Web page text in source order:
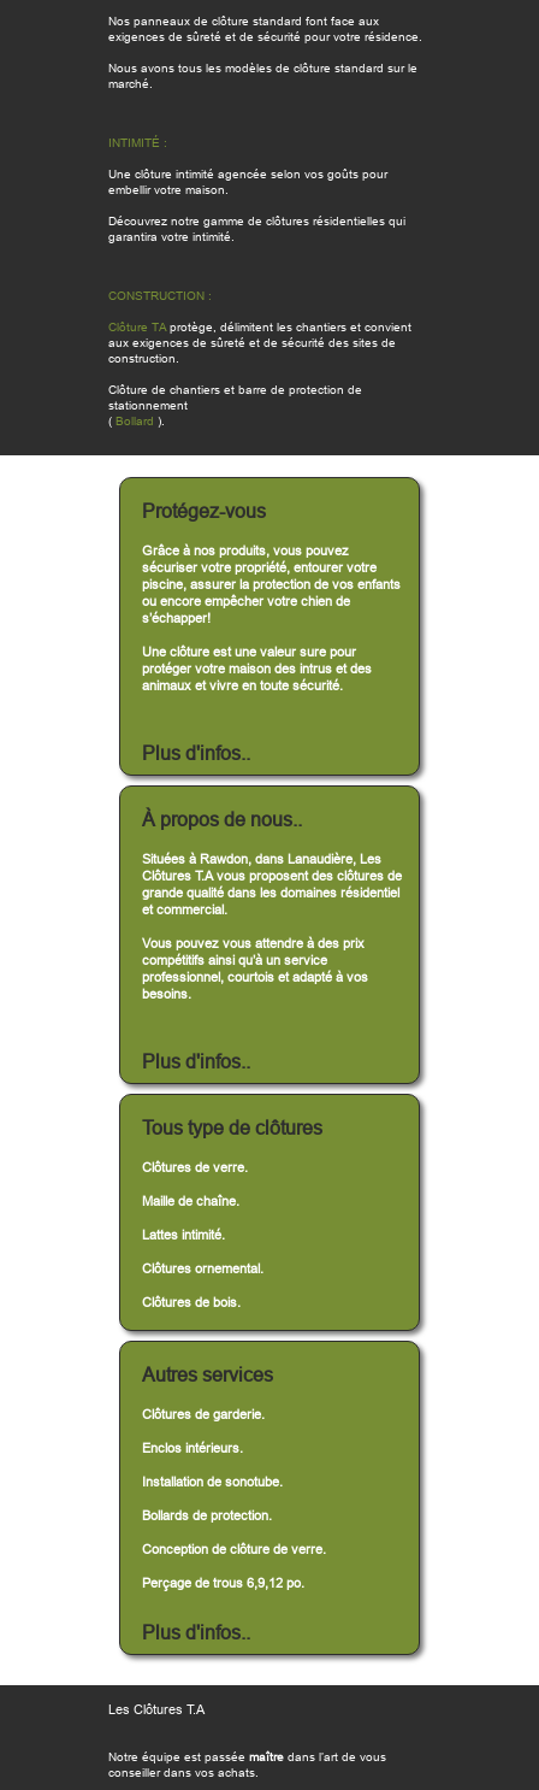
Nos panneaux de clôture standard font face aux
exigences de sûreté et de sécurité pour votre résidence.
Nous avons tous les modèles de clôture standard sur le
marché.
INTIMITÉ :
Une clôture intimité agencée selon vos goûts pour
embellir votre maison.
Découvrez notre gamme de clôtures résidentielles qui
garantira votre intimité.
CONSTRUCTION :
Clôture TAprotège, délimitent les chantiers et convient
aux exigences de sûreté et de sécurité des sites de
construction.
Clôture de chantiers et barre de protection de
stationnement
( Bollard ).
Protégez-vous
Grâce à nos produits, vous pouvez
sécuriser votre propriété, entourer votre
piscine, assurer la protection de vos enfants
ou encore empêcher votre chien de
s’échapper!
Une clôture est une valeur sure pour
protéger votre maison des intrus et des
animaux et vivre en toute sécurité.
Plus d'infos..
À propos de nous..
Situées à Rawdon, dans Lanaudière, Les
Clôtures T.A vous proposent des clôtures de
grande qualité dans les domaines résidentiel
et commercial.
Vous pouvez vous attendre à des prix
compétitifs ainsi qu’à un service
professionnel, courtois et adapté à vos
besoins.
Plus d'infos..
Tous type de clôtures
Clôtures de verre.
Maille de chaîne.
Lattes intimité.
Clôtures ornemental.
Clôtures de bois.
Autres services
Clôtures de garderie.
Enclos intérieurs.
Installation de sonotube.
Bollards de protection.
Conception de clôture de verre.
Perçage de trous 6,9,12 po.
Plus d'infos..
Les Clôtures T.A
Notre équipe est passée maîtredans l’art de vous
conseiller dans vos achats.